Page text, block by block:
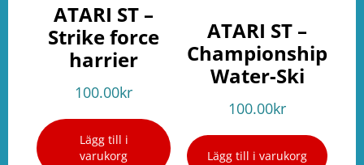
ATARI ST –
Strike force
harrier
100.00kr
Lägg till i
varukorg
ATARI ST –
Championship
Water-Ski
100.00kr
Lägg till i varukorg